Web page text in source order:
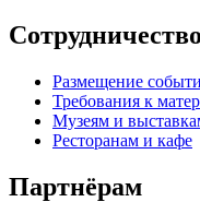
Сотрудничество
Размещение
Требования к
Музеям и
Ресторанам и кафе
Партнёрам